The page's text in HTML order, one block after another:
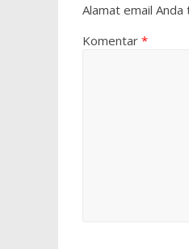
Alamat email Anda
Komentar *